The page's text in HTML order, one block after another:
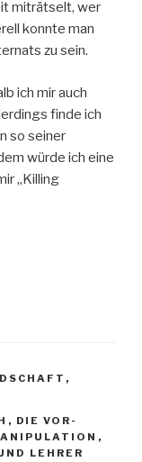
miträtselt, wer
konnte man
zu sein.
ich mir auch
finde ich
so seiner
würde ich eine
„Killing
,
, DIE VOR-
,
LEHRER